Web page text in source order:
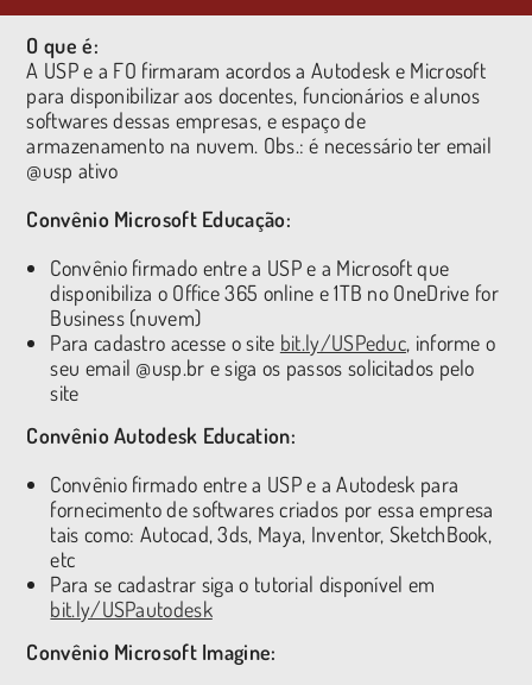
O que é:
A USP e a FO firmaram acordos a Autodesk e Microsoft
para disponibilizar aos docentes, funcionários e alunos
softwares dessas empresas, e espaço de
armazenamento na nuvem. Obs.: é necessário ter email
@usp ativo
Convênio Microsoft Educação:
Convênio firmado entre a USP e a Microsoft que
disponibiliza o Office 365 online e 1TB no OneDrive for
Business (nuvem)
Para cadastro acesse o site bit.ly/USPeduc, informe o
seu email @usp.br e siga os passos solicitados pelo
site
Convênio Autodesk Education:
Convênio firmado entre a USP e a Autodesk para
fornecimento de softwares criados por essa empresa
tais como: Autocad, 3ds, Maya, Inventor, SketchBook,
etc
Para se cadastrar siga o tutorial disponível em
bit.ly/USPautodesk
Convênio Microsoft Imagine: